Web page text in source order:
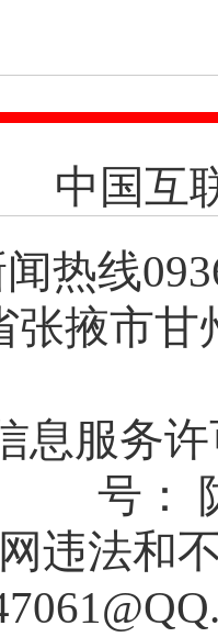
中国互
热线
张掖市
息服务
号：
违法和